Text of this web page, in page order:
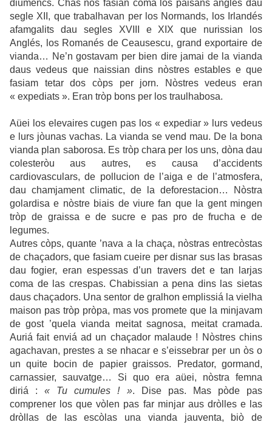
diumencs. Chas nos fasian coma los paisans anglés dau
segle XII, que trabalhavan per los Normands, los Irlandés
afamgalits dau segles XVIII e XIX que nurissian los
Anglés, los Romanés de Ceausescu, grand exportaire de
vianda… Ne’n gostavam per bien dire jamai de la vianda
daus vedeus que naissian dins nòstres estables e que
fasiam tetar dos còps per jorn. Nòstres vedeus eran
« expediats ». Eran tròp bons per los traulhabosa.
Aüei los elevaires cugen pas los « expediar » lurs vedeus
e lurs jòunas vachas. La vianda se vend mau. De la bona
vianda plan saborosa. Es tròp chara per los uns, dòna dau
colesteròu aus autres, es causa d’accidents
cardiovasculars, de pollucion de l’aiga e de l’atmosfera,
dau chamjament climatic, de la deforestacion… Nòstra
golardisa e nòstre biais de viure fan que la gent mingen
tròp de graissa e de sucre e pas pro de frucha e de
legumes.
Autres còps, quante ’nava a la chaça, nòstras entrecòstas
de chaçadors, que fasiam cueire per disnar sus las brasas
dau fogier, eran espessas d’un travers det e tan larjas
coma de las crespas. Chabissian a pena dins las sietas
daus chaçadors. Una sentor de gralhon emplissiá la vielha
maison pas tròp pròpa, mas vos promete que la minjavam
de gost ’quela vianda meitat sagnosa, meitat cramada.
Auriá fait enviá ad un chaçador malaude ! Nòstres chins
agachavan, prestes a se nhacar e s’eissebrar per un òs o
un quite bocin de papier graissos. Predator, gormand,
carnassier, sauvatge… Si quo era aüei, nòstra femna
diriá :« Tu cumules ! ». Dise pas. Mas pòde pas
comprener los que vòlen pas far minjar aus dròlles e las
dròllas de las escòlas una vianda jauventa, biò de